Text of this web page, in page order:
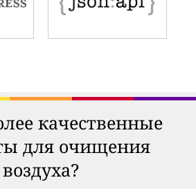
качественные
для очищения
воздуха?